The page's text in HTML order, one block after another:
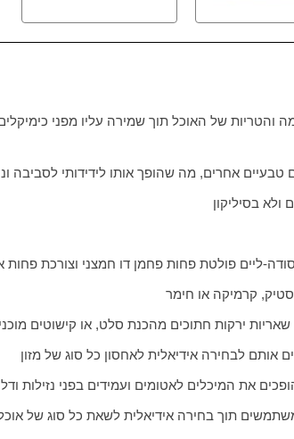
והטריות של האוכל תוך שמירה עליו מפני
טבעיים אחרים, מה שהופך אותו לידידותי לסביבה
ולא בסיליקון
סודה-ליים פולטת פחות פחמן דו חמצני וצורכת פחות
קרמיקה או חימר
ירקות חתוכים מהכנת סלט, או קישוטים
אותם לבחירה אידיאלית לאחסון כל סוג של מזון
את המיכלים לאטומים ועמידים בפני נזילות
תוך בחירה אידיאלית לשאת כל סוג של